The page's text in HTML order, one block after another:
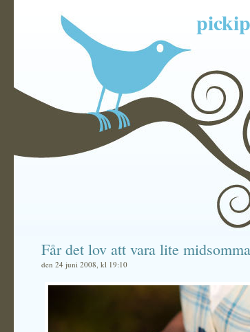
Får det lov att vara lite
den 24 juni 2008, kl 19:10